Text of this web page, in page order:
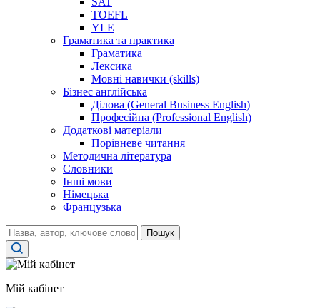
TOEFL
YLE
Граматика та практика
Граматика
Лексика
Мовні навички (skills)
Бізнес англійська
Ділова (General Business English)
Професійна (Professional English)
Додаткові матеріали
Порівневе читання
Методична література
Словники
Інші мови
Німецька
Французька
Пошук
Мій кабінет